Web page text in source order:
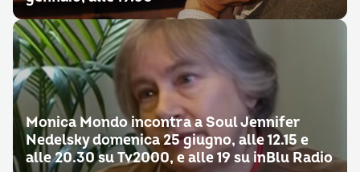
Monica Mondo incontra a Soul Jennifer
Nedelsky domenica 25 giugno, alle 12.15 e
alle 20.30 su Tv2000, e alle 19 su inBlu Radio